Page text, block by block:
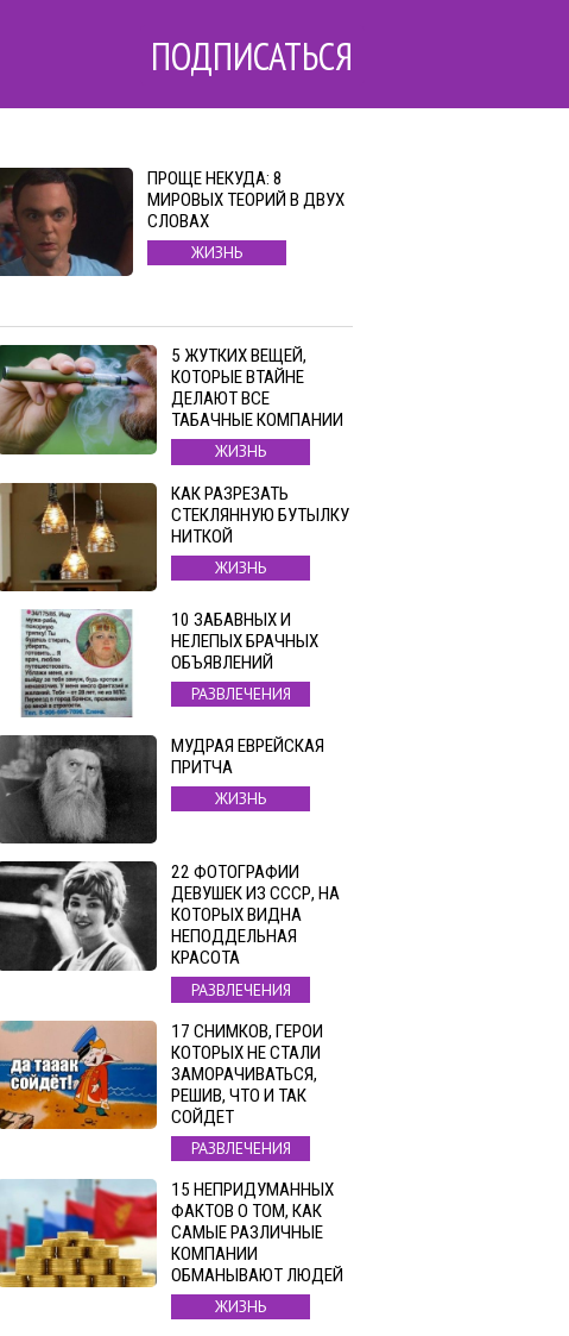
ПОДПИСАТЬСЯ
ПРОЩЕ НЕКУДА: 8
МИРОВЫХ ТЕОРИЙ В ДВУХ
СЛОВАХ
ЖИЗНЬ
5 ЖУТКИХ ВЕЩЕЙ,
КОТОРЫЕ ВТАЙНЕ
ДЕЛАЮТ ВСЕ
ТАБАЧНЫЕ КОМПАНИИ
ЖИЗНЬ
КАК РАЗРЕЗАТЬ
СТЕКЛЯННУЮ БУТЫЛКУ
НИТКОЙ
ЖИЗНЬ
10 ЗАБАВНЫХ И
НЕЛЕПЫХ БРАЧНЫХ
ОБЪЯВЛЕНИЙ
РАЗВЛЕЧЕНИЯ
МУДРАЯ ЕВРЕЙСКАЯ
ПРИТЧА
ЖИЗНЬ
22 ФОТОГРАФИИ
ДЕВУШЕК ИЗ СССР, НА
КОТОРЫХ ВИДНА
НЕПОДДЕЛЬНАЯ
КРАСОТА
РАЗВЛЕЧЕНИЯ
17 СНИМКОВ, ГЕРОИ
КОТОРЫХ НЕ СТАЛИ
ЗАМОРАЧИВАТЬСЯ,
РЕШИВ, ЧТО И ТАК
СОЙДЕТ
РАЗВЛЕЧЕНИЯ
15 НЕПРИДУМАННЫХ
ФАКТОВ О ТОМ, КАК
САМЫЕ РАЗЛИЧНЫЕ
КОМПАНИИ
ОБМАНЫВАЮТ ЛЮДЕЙ
ЖИЗНЬ